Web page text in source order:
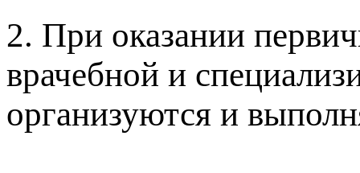
2. При оказании
врачебной и
организуются и